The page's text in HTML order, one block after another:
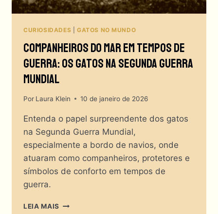
CURIOSIDADES GATOS NO MUNDO
Companheiros Do Mar Em Tempos De
Guerra: Os Gatos Na Segunda Guerra
Mundial
Por Laura Klein 10 de janeiro de 2026
Entenda o papel surpreendente dos gatos
na Segunda Guerra Mundial,
especialmente a bordo de navios, onde
atuaram como companheiros, protetores e
símbolos de conforto em tempos de
guerra.
LEIA MAIS COMPANHEIROS